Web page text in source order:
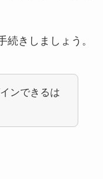
続きしましょう。
ンできるは